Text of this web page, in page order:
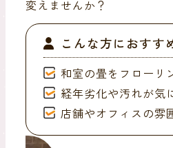
変えませんか？
こんな方におすす
和室の畳をフローリ
経年劣化や汚れが気
店舗やオフィスの雰